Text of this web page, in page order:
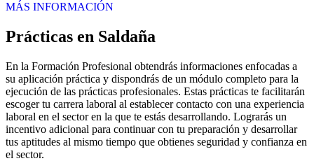
MÁS INFORMACIÓN
Prácticas en Saldaña
En la Formación Profesional obtendrás informaciones enfocadas a
su aplicación práctica y dispondrás de un módulo completo para la
ejecución de las prácticas profesionales. Estas prácticas te facilitarán
escoger tu carrera laboral al establecer contacto con una experiencia
laboral en el sector en la que te estás desarrollando. Lograrás un
incentivo adicional para continuar con tu preparación y desarrollar
tus aptitudes al mismo tiempo que obtienes seguridad y confianza en
el sector.